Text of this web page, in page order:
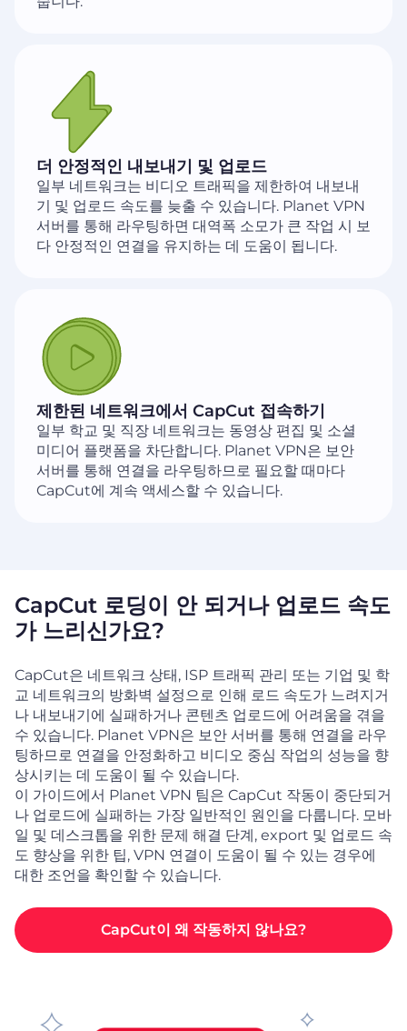
더 안정적인 내보내기 및 업로드
일부 네트워크는 비디오 트래픽을 제한하여 내보내
기 및 업로드 속도를 늦출 수 있습니다. Planet VPN
서버를 통해 라우팅하면 대역폭 소모가 큰 작업 시 보
다 안정적인 연결을 유지하는 데 도움이 됩니다.
제한된 네트워크에서 CapCut 접속하기
일부 학교 및 직장 네트워크는 동영상 편집 및 소셜
미디어 플랫폼을 차단합니다. Planet VPN은 보안
서버를 통해 연결을 라우팅하므로 필요할 때마다
CapCut에 계속 액세스할 수 있습니다.
CapCut 로딩이 안 되거나 업로드 속도
가 느리신가요?
CapCut은 네트워크 상태, ISP 트래픽 관리 또는 기업 및 학
교 네트워크의 방화벽 설정으로 인해 로드 속도가 느려지거
나 내보내기에 실패하거나 콘텐츠 업로드에 어려움을 겪을
수 있습니다. Planet VPN은 보안 서버를 통해 연결을 라우
팅하므로 연결을 안정화하고 비디오 중심 작업의 성능을 향
상시키는 데 도움이 될 수 있습니다.
이 가이드에서 Planet VPN 팀은 CapCut 작동이 중단되거
나 업로드에 실패하는 가장 일반적인 원인을 다룹니다. 모바
일 및 데스크톱을 위한 문제 해결 단계, export 및 업로드 속
도 향상을 위한 팁, VPN 연결이 도움이 될 수 있는 경우에
대한 조언을 확인할 수 있습니다.
CapCut이 왜 작동하지 않나요?